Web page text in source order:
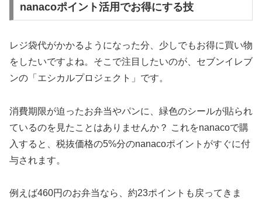
nanacoポイント活用でお得にする技
レジ袋代がかかるようになった分、少しでもお得に買い物
をしたいですよね。そこで注目したいのが、セブンイレブ
ンの「エシカルプロジェクト」です。
消費期限が迫ったお弁当やパンに、緑色のシールが貼られ
ているのを見たことはありませんか？ これをnanacoで購
入すると、税抜価格の5%分のnanacoポイント がすぐに付
与されます。
例えば460円のお弁当なら、約23ポイントも戻ってきま